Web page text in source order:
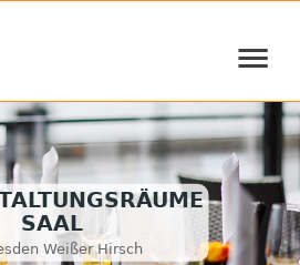
≡
SAAL
Weißer Hirsch